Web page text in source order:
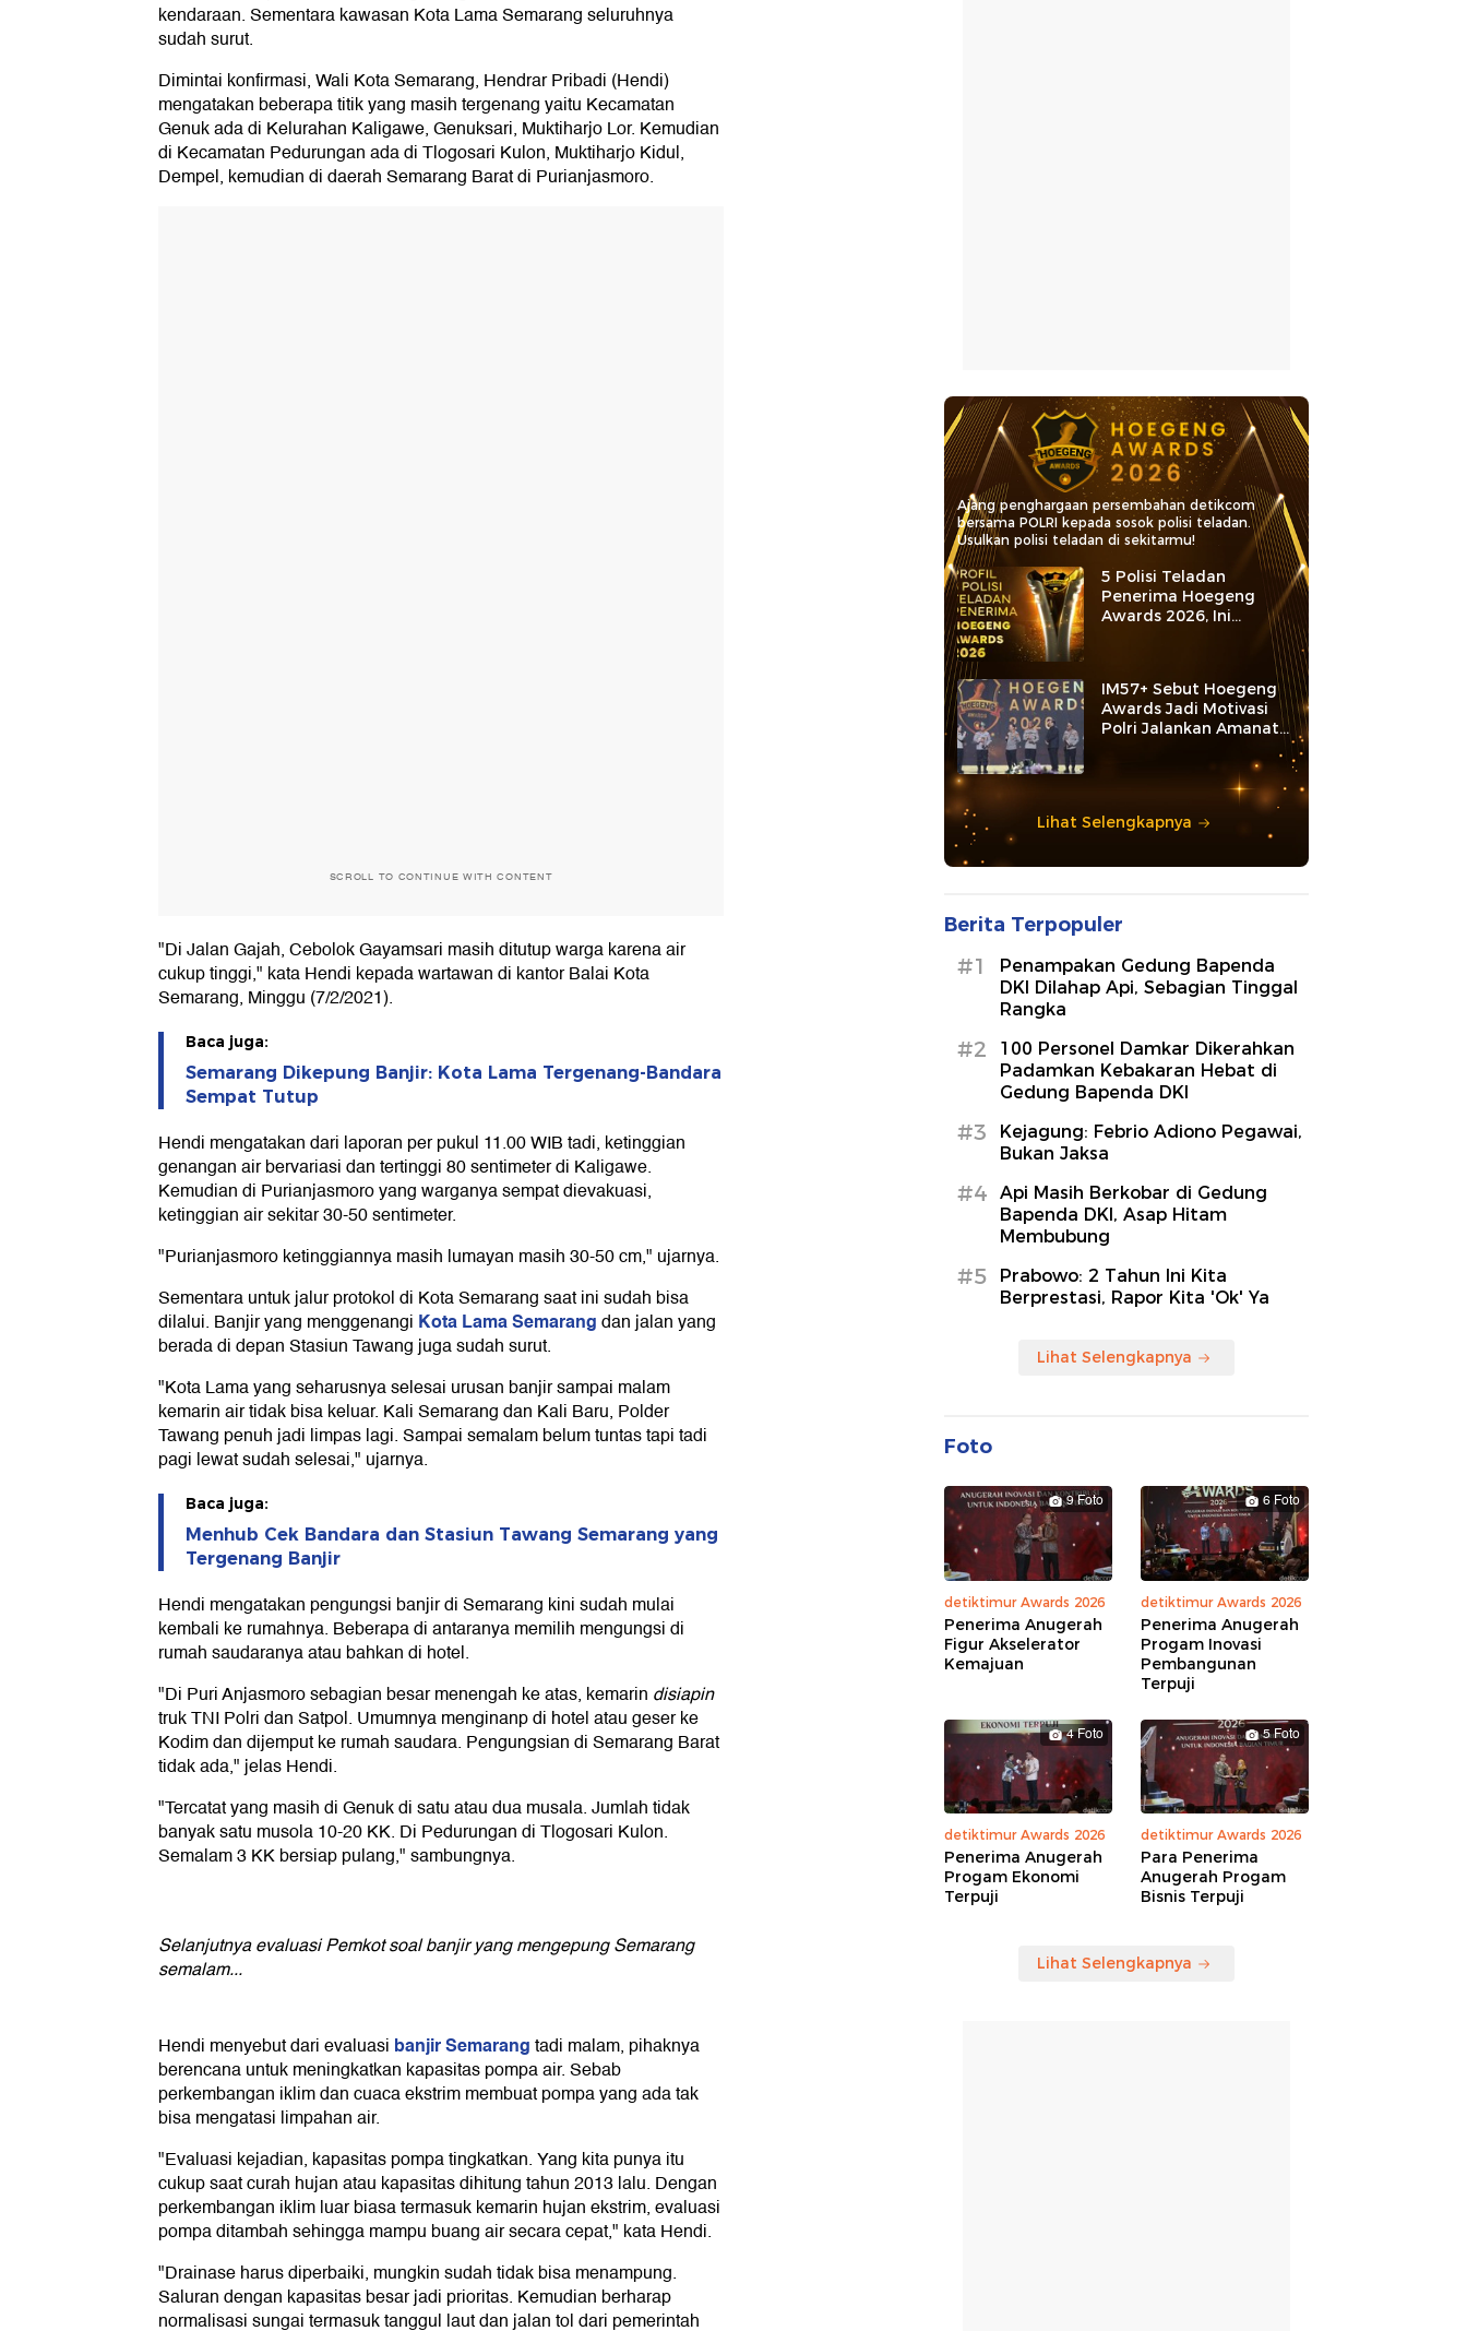
kendaraan. Sementara kawasan Kota Lama Semarang seluruhnya
sudah surut.
Dimintai konfirmasi, Wali Kota Semarang, Hendrar Pribadi (Hendi)
mengatakan beberapa titik yang masih tergenang yaitu Kecamatan
Genuk ada di Kelurahan Kaligawe, Genuksari, Muktiharjo Lor. Kemudian
di Kecamatan Pedurungan ada di Tlogosari Kulon, Muktiharjo Kidul,
Dempel, kemudian di daerah Semarang Barat di Purianjasmoro.
SCROLL TO CONTINUE WITH CONTENT
"Di Jalan Gajah, Cebolok Gayamsari masih ditutup warga karena air
cukup tinggi," kata Hendi kepada wartawan di kantor Balai Kota
Semarang, Minggu (7/2/2021).
Baca juga:
Semarang Dikepung Banjir: Kota Lama Tergenang-Bandara
Sempat Tutup
Hendi mengatakan dari laporan per pukul 11.00 WIB tadi, ketinggian
genangan air bervariasi dan tertinggi 80 sentimeter di Kaligawe.
Kemudian di Purianjasmoro yang warganya sempat dievakuasi,
ketinggian air sekitar 30-50 sentimeter.
"Purianjasmoro ketinggiannya masih lumayan masih 30-50 cm," ujarnya.
Sementara untuk jalur protokol di Kota Semarang saat ini sudah bisa
dilalui. Banjir yang menggenangi Kota Lama Semarangdan jalan yang
berada di depan Stasiun Tawang juga sudah surut.
"Kota Lama yang seharusnya selesai urusan banjir sampai malam
kemarin air tidak bisa keluar. Kali Semarang dan Kali Baru, Polder
Tawang penuh jadi limpas lagi. Sampai semalam belum tuntas tapi tadi
pagi lewat sudah selesai," ujarnya.
Baca juga:
Menhub Cek Bandara dan Stasiun Tawang Semarang yang
Tergenang Banjir
Hendi mengatakan pengungsi banjir di Semarang kini sudah mulai
kembali ke rumahnya. Beberapa di antaranya memilih mengungsi di
rumah saudaranya atau bahkan di hotel.
"Di Puri Anjasmoro sebagian besar menengah ke atas, kemarin disiapin
truk TNI Polri dan Satpol. Umumnya menginanp di hotel atau geser ke
Kodim dan dijemput ke rumah saudara. Pengungsian di Semarang Barat
tidak ada," jelas Hendi.
"Tercatat yang masih di Genuk di satu atau dua musala. Jumlah tidak
banyak satu musola 10-20 KK. Di Pedurungan di Tlogosari Kulon.
Semalam 3 KK bersiap pulang," sambungnya.
Selanjutnya evaluasi Pemkot soal banjir yang mengepung Semarang
semalam...
Hendi menyebut dari evaluasi banjir Semarangtadi malam, pihaknya
berencana untuk meningkatkan kapasitas pompa air. Sebab
perkembangan iklim dan cuaca ekstrim membuat pompa yang ada tak
bisa mengatasi limpahan air.
"Evaluasi kejadian, kapasitas pompa tingkatkan. Yang kita punya itu
cukup saat curah hujan atau kapasitas dihitung tahun 2013 lalu. Dengan
perkembangan iklim luar biasa termasuk kemarin hujan ekstrim, evaluasi
pompa ditambah sehingga mampu buang air secara cepat," kata Hendi.
"Drainase harus diperbaiki, mungkin sudah tidak bisa menampung.
Saluran dengan kapasitas besar jadi prioritas. Kemudian berharap
normalisasi sungai termasuk tanggul laut dan jalan tol dari pemerintah
Ajang penghargaan persembahan detikcom
bersama POLRI kepada sosok polisi teladan.
Usulkan polisi teladan di sekitarmu!
5 Polisi Teladan
Penerima Hoegeng
Awards 2026, Ini
Kategori dan Kiprahnya
IM57+ Sebut Hoegeng
Awards Jadi Motivasi
Polri Jalankan Amanat
Lihat Selengkapnya
Berita Terpopuler
#1
Penampakan Gedung Bapenda
DKI Dilahap Api, Sebagian Tinggal
Rangka
#2
100 Personel Damkar Dikerahkan
Padamkan Kebakaran Hebat di
Gedung Bapenda DKI
#3
Kejagung: Febrio Adiono Pegawai,
Bukan Jaksa
#4
Api Masih Berkobar di Gedung
Bapenda DKI, Asap Hitam
Membubung
#5
Prabowo: 2 Tahun Ini Kita
Berprestasi, Rapor Kita 'Ok' Ya
Lihat Selengkapnya
Foto
9 Foto
detiktimur Awards 2026
Penerima Anugerah
Figur Akselerator
Kemajuan
6 Foto
detiktimur Awards 2026
Penerima Anugerah
Progam Inovasi
Pembangunan
Terpuji
4 Foto
detiktimur Awards 2026
Penerima Anugerah
Progam Ekonomi
Terpuji
5 Foto
detiktimur Awards 2026
Para Penerima
Anugerah Progam
Bisnis Terpuji
Lihat Selengkapnya